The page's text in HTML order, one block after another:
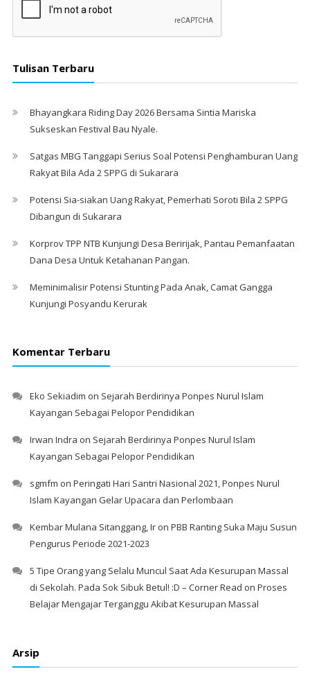
Tulisan Terbaru
Bhayangkara Riding Day 2026 Bersama Sintia Mariska
Sukseskan Festival Bau Nyale. ‎
Satgas MBG Tanggapi Serius Soal Potensi Penghamburan Uang
Rakyat Bila Ada 2 SPPG di Sukarara
Potensi Sia-siakan Uang Rakyat, Pemerhati Soroti Bila 2 SPPG
Dibangun di Sukarara
Korprov TPP NTB Kunjungi Desa Beririjak, Pantau Pemanfaatan
Dana Desa Untuk Ketahanan Pangan.
Meminimalisir Potensi Stunting Pada Anak, Camat Gangga
Kunjungi Posyandu Kerurak
Komentar Terbaru
Eko Sekiadim on Sejarah Berdirinya Ponpes Nurul Islam
Kayangan Sebagai Pelopor Pendidikan
Irwan Indra on Sejarah Berdirinya Ponpes Nurul Islam
Kayangan Sebagai Pelopor Pendidikan
sgmfm on Peringati Hari Santri Nasional 2021, Ponpes Nurul
Islam Kayangan Gelar Upacara dan Perlombaan
Kembar Mulana Sitanggang, Iron PBB Ranting Suka Maju Susun
Pengurus Periode 2021-2023
5 Tipe Orang yang Selalu Muncul Saat Ada Kesurupan Massal
di Sekolah. Pada Sok Sibuk Betul! :D – Corner Read on Proses
Belajar Mengajar Terganggu Akibat Kesurupan Massal
Arsip